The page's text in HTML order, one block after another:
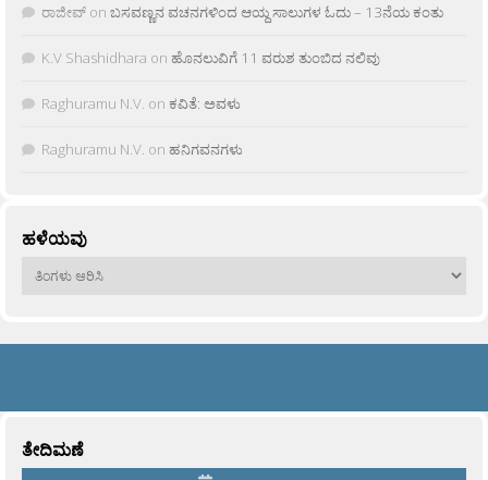
ರಾಜೀವ್ on ಬಸವಣ್ಣನ ವಚನಗಳಿಂದ ಆಯ್ದ ಸಾಲುಗಳ ಓದು – 13ನೆಯ ಕಂತು
K.V Shashidhara on ಹೊನಲುವಿಗೆ 11 ವರುಶ ತುಂಬಿದ ನಲಿವು
Raghuramu N.V. on ಕವಿತೆ: ಅವಳು
Raghuramu N.V. on ಹನಿಗವನಗಳು
ಹಳೆಯವು
ಹಳೆಯವು
ತೇದಿಮಣೆ